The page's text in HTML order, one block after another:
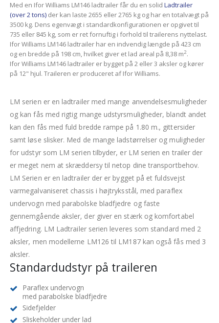
Med en Ifor Williams LM146 ladtrailer får du en solid Ladtrailer
(over 2 tons) der kan laste 2655 eller 2765 kg og har en totalvægt på
3500 kg. Dens egenvægt i standardkonfigurationen er opgivet til
735 eller 845 kg, som er ret fornuftig i forhold til trailerens nyttelast.
Ifor Williams LM146 ladtrailer har en indvendig længde på 423 cm
og en bredde på 198 cm, hvilket giver et lad areal på 8,38 m2.
Ifor Williams LM146 ladtrailer er bygget på 2 eller 3 aksler og kører
på 12" hjul. Traileren er produceret af Ifor Williams.
LM serien er en ladtrailer med mange anvendelsesmuligheder
og kan fås med rigtig mange udstyrsmuligheder, blandt andet
kan den fås med fuld bredde rampe på 1.80 m., gittersider
samt løse slisker. Med de mange ladstørrelser og muligheder
for udstyr som LM serien tilbyder, er LM serien en trailer der
er meget nem at skræddersy til netop dine transportbehov.
LM Serien er en ladtrailer der er bygget på et fuldsvejst
varmegalvaniseret chassis i højtryksstål, med paraflex
undervogn med parabolske bladfjedre og faste
gennemgående aksler, der giver en stærk og komfortabel
affjedring. LM Ladtrailer serien leveres som standard med 2
aksler, men modellerne LM126 til LM187 kan også fås med 3
aksler.
Standardudstyr på traileren
Paraflex undervogn
med parabolske bladfjedre
Sidefjelder
Sliskeholder under lad